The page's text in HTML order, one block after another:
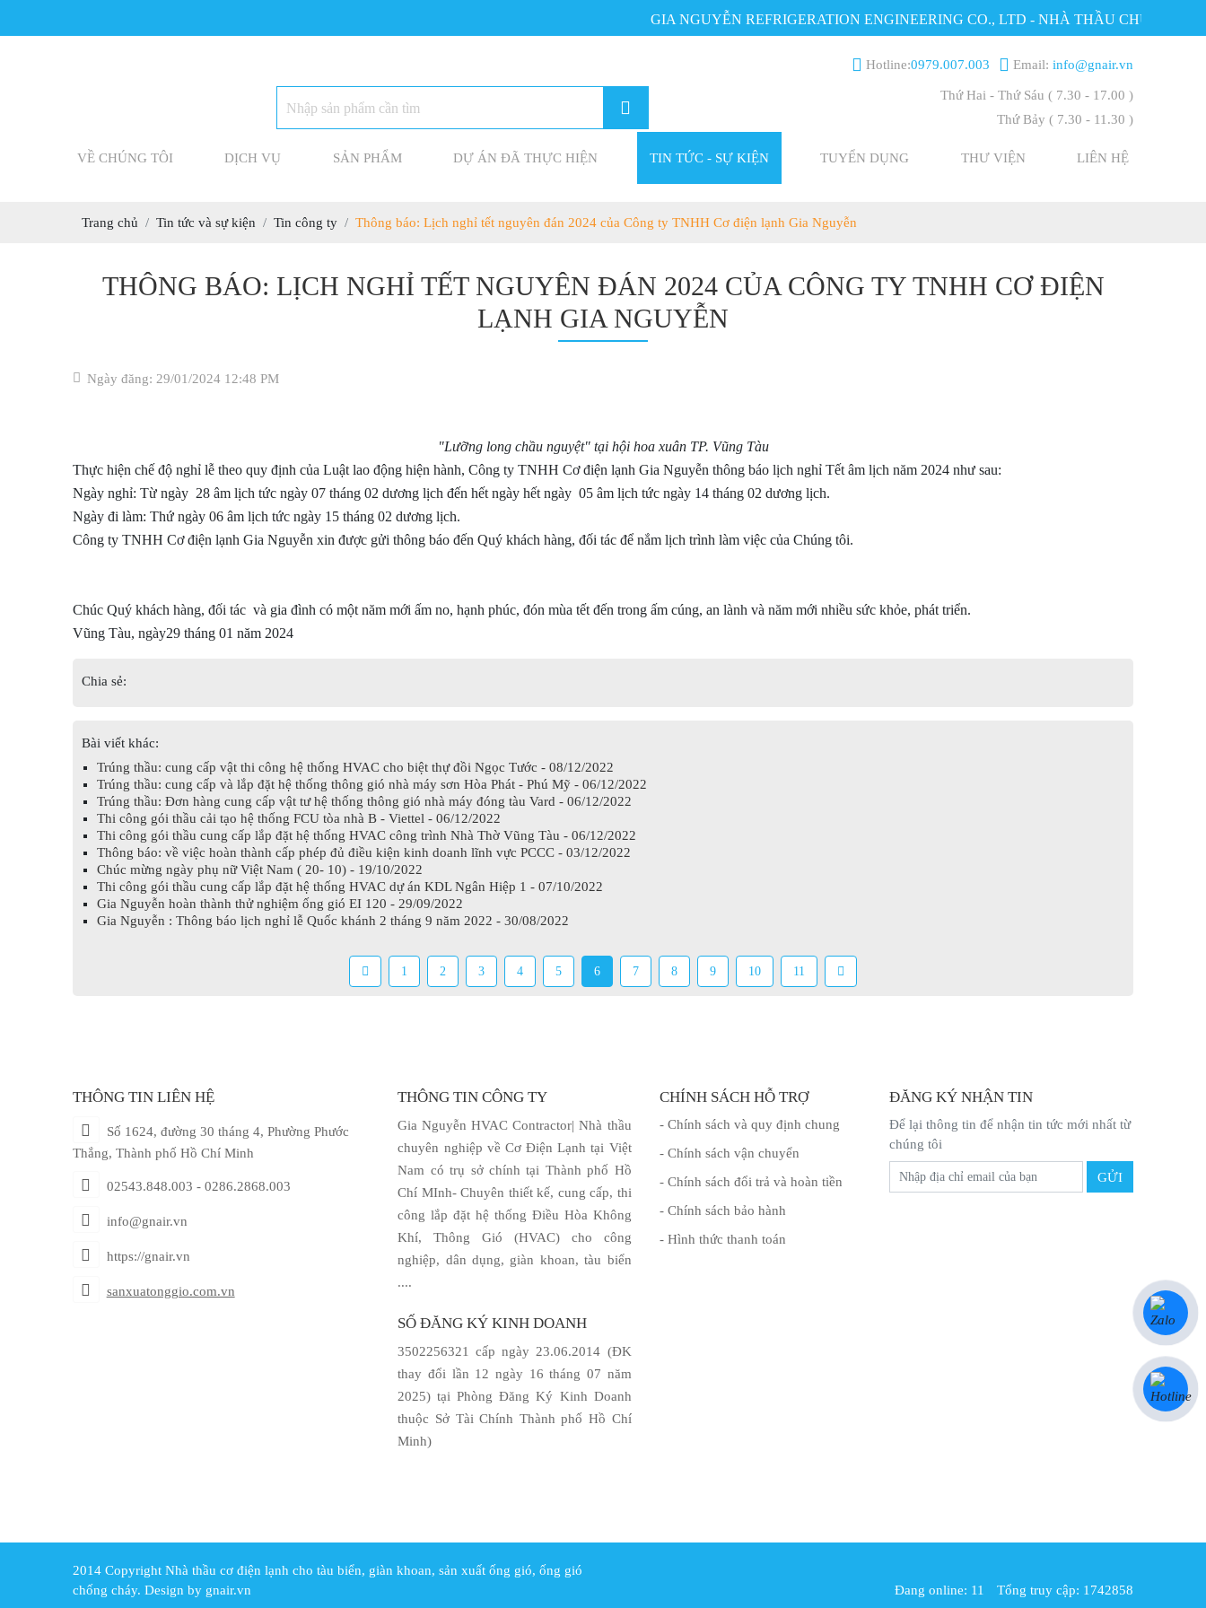
GIA NGUYỄN REFRIGERATION ENGINEERING CO., LTD - NHÀ THẦU CHUYÊN
Hotline:0979.007.003 Email:info@gnair.vn
Thứ Hai - Thứ Sáu( 7.30 - 17.00 )
Thứ Bảy( 7.30 - 11.30 )
VỀ CHÚNG TÔI DỊCH VỤ SẢN PHẨM DỰ ÁN ĐÃ THỰC HIỆN TIN TỨC - SỰ KIỆN TUYỂN DỤNG THƯ VIỆN LIÊN HỆ
Trang chủ Tin tức và sự kiện Tin công ty Thông báo: Lịch nghỉ tết nguyên đán 2024 của Công ty TNHH Cơ điện lạnh Gia Nguyễn
THÔNG BÁO: LỊCH NGHỈ TẾT NGUYÊN ĐÁN 2024 CỦA CÔNG TY TNHH CƠ ĐIỆN
LẠNH GIA NGUYỄN
Ngày đăng: 29/01/2024 12:48 PM
"Lưỡng long chầu nguyệt" tại hội hoa xuân TP. Vũng Tàu
Thực hiện chế độ nghỉ lễ theo quy định của Luật lao động hiện hành, Công ty TNHH Cơ điện lạnh Gia Nguyễn thông báo lịch nghỉ Tết âm lịch năm 2024 như sau:
Ngày nghỉ: Từ ngày 28 âm lịch tức ngày 07 tháng 02 dương lịch đến hết ngày hết ngày 05 âm lịch tức ngày 14 tháng 02 dương lịch.
Ngày đi làm: Thứ ngày 06 âm lịch tức ngày 15 tháng 02 dương lịch.
Công ty TNHH Cơ điện lạnh Gia Nguyễn xin được gửi thông báo đến Quý khách hàng, đối tác để nắm lịch trình làm việc của Chúng tôi.
Chúc Quý khách hàng, đối tác và gia đình có một năm mới ấm no, hạnh phúc, đón mùa tết đến trong ấm cúng, an lành và năm mới nhiều sức khỏe, phát triển.
Vũng Tàu, ngày29 tháng 01 năm 2024
Chia sẻ:
Bài viết khác:
Trúng thầu: cung cấp vật thi công hệ thống HVAC cho biệt thự đồi Ngọc Tước - 08/12/2022
Trúng thầu: cung cấp và lắp đặt hệ thống thông gió nhà máy sơn Hòa Phát - Phú Mỹ - 06/12/2022
Trúng thầu: Đơn hàng cung cấp vật tư hệ thống thông gió nhà máy đóng tàu Vard - 06/12/2022
Thi công gói thầu cải tạo hệ thống FCU tòa nhà B - Viettel - 06/12/2022
Thi công gói thầu cung cấp lắp đặt hệ thống HVAC công trình Nhà Thờ Vũng Tàu - 06/12/2022
Thông báo: về việc hoàn thành cấp phép đủ điều kiện kinh doanh lĩnh vực PCCC - 03/12/2022
Chúc mừng ngày phụ nữ Việt Nam ( 20- 10) - 19/10/2022
Thi công gói thầu cung cấp lắp đặt hệ thống HVAC dự án KDL Ngân Hiệp 1 - 07/10/2022
Gia Nguyễn hoàn thành thử nghiệm ống gió EI 120 - 29/09/2022
Gia Nguyễn : Thông báo lịch nghỉ lễ Quốc khánh 2 tháng 9 năm 2022 - 30/08/2022
1 2 3 4 5 6 7 8 9 10 11
THÔNG TIN LIÊN HỆ
Số 1624, đường 30 tháng 4, Phường Phước
Thắng, Thành phố Hồ Chí Minh
02543.848.003 - 0286.2868.003
info@gnair.vn
https://gnair.vn
sanxuatonggio.com.vn
THÔNG TIN CÔNG TY
Gia Nguyễn HVAC Contractor| Nhà thầu
chuyên nghiệp về Cơ Điện Lạnh tại Việt
Nam có trụ sở chính tại Thành phố Hồ
Chí MInh- Chuyên thiết kế, cung cấp, thi
công lắp đặt hệ thống Điều Hòa Không
Khí, Thông Gió (HVAC) cho công
nghiệp, dân dụng, giàn khoan, tàu biển
....
SỐ ĐĂNG KÝ KINH DOANH
3502256321 cấp ngày 23.06.2014 (ĐK
thay đổi lần 12 ngày 16 tháng 07 năm
2025) tại Phòng Đăng Ký Kinh Doanh
thuộc Sở Tài Chính Thành phố Hồ Chí
Minh)
CHÍNH SÁCH HỖ TRỢ
- Chính sách và quy định chung
- Chính sách vận chuyển
- Chính sách đổi trả và hoàn tiền
- Chính sách bảo hành
- Hình thức thanh toán
ĐĂNG KÝ NHẬN TIN
Để lại thông tin để nhận tin tức mới nhất từ
chúng tôi
2014 Copyright Nhà thầu cơ điện lạnh cho tàu biển, giàn khoan, sản xuất ống gió, ống gió
chống cháy. Design by gnair.vn
Đang online: 11 Tổng truy cập: 1742858